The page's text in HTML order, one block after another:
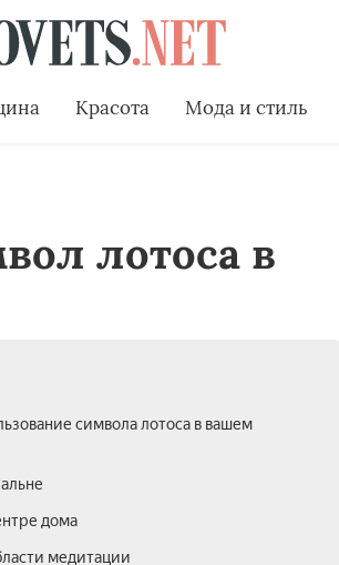
Красота Мода и стиль
лотоса в
символа лотоса в вашем
дома
медитации